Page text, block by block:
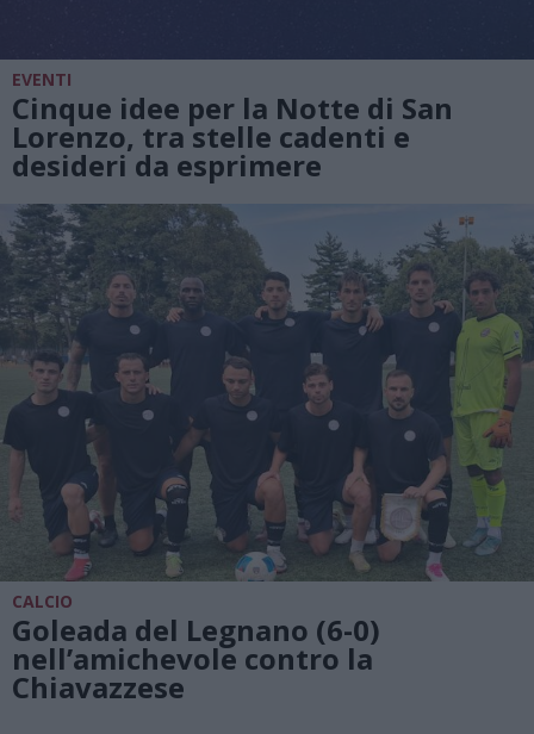
EVENTI
Cinque idee per la Notte di San
Lorenzo, tra stelle cadenti e
desideri da esprimere
CALCIO
Goleada del Legnano (6-0)
nell’amichevole contro la
Chiavazzese